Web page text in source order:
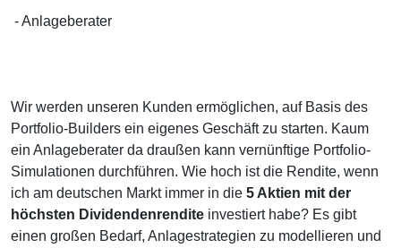
- Anlageberater
Wir werden unseren Kunden ermöglichen, auf Basis des
Portfolio-Builders ein eigenes Geschäft zu starten. Kaum
ein Anlageberater da draußen kann vernünftige Portfolio-
Simulationen durchführen. Wie hoch ist die Rendite, wenn
ich am deutschen Markt immer in die 5 Aktien mit der
höchsten Dividendenrendite investiert habe? Es gibt
einen großen Bedarf, Anlagestrategien zu modellieren und